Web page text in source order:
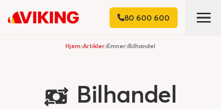
80 600 600
Hjem Artikler Emner Bilhandel
Bilhandel